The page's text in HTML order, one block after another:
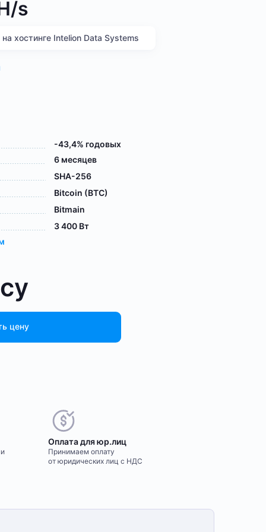
s
хостинге Intelion Data Systems
-43,4% годовых
6 месяцев
SHA-256
Bitcoin (BTC)
Bitmain
3 400 Вт
цену
Оплата для юр.лиц
Принимаем оплату
от юридических лиц с НДС